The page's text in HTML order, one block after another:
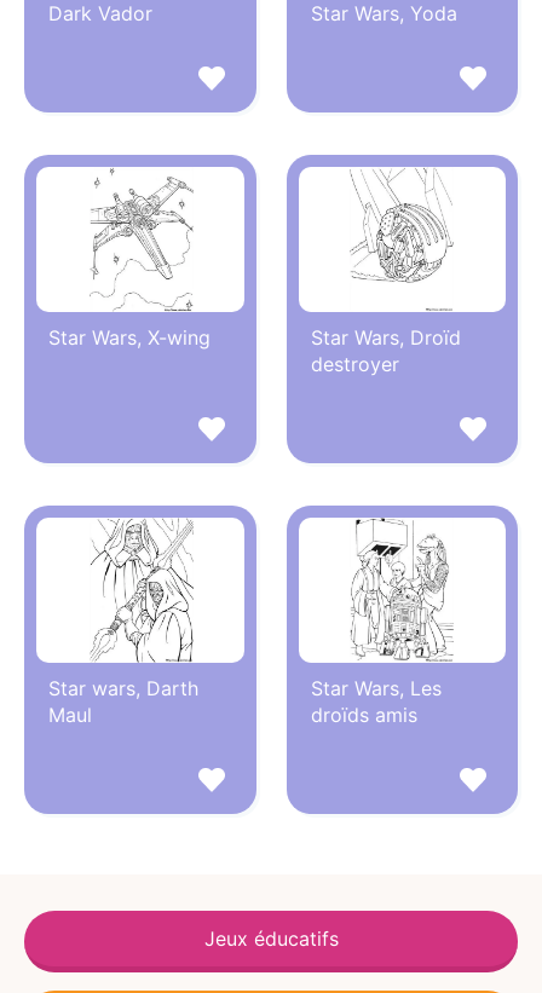
Dark Vador Star Wars, Yoda
Star Wars, X-wing
Star Wars, Droïd
destroyer
Star wars, Darth
Maul
Star Wars, Les
droïds amis
Jeux éducatifs